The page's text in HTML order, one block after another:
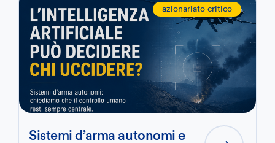
azionariato critico
Sistemi d’arma autonomi e